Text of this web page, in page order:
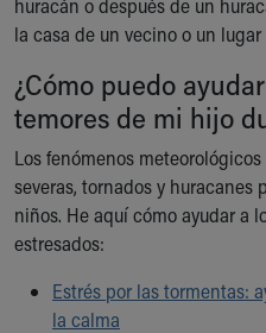
huracán o después de un
la casa de un vecino o un
¿Cómo puedo
temores de mi hijo
Los fenómenos
severas, tornados y huracanes
niños. He aquí cómo ayudar a
estresados:
Estrés por las tormentas:
la calma